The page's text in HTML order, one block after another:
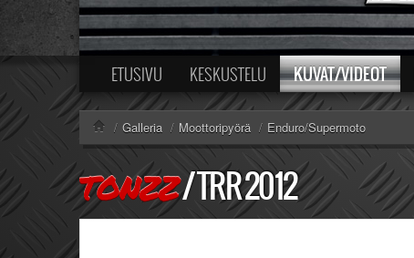
ETUSIVU KESKUSTELU KUVAT/VIDEOT
/ Galleria / Moottoripyörä / Enduro/Supermoto
TONZZ/TRR 2012